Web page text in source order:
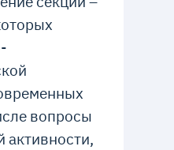
вопросы
активности,